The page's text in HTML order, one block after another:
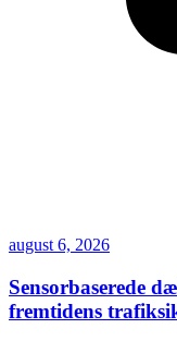
august 6, 2026
Sensorbaserede
fremtidens